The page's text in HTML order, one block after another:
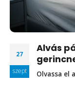
27
szept
Alvás
Olvassa el